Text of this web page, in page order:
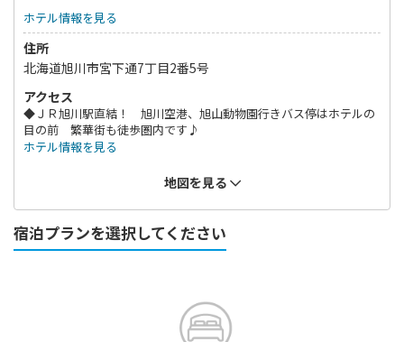
ホテル情報を見る
住所
北海道旭川市宮下通7丁目2番5号
アクセス
◆ＪＲ旭川駅直結！ 旭川空港、旭山動物園行きバス停はホテルの
目の前 繁華街も徒歩圏内です♪
ホテル情報を見る
地図を見る
宿泊プランを選択してください